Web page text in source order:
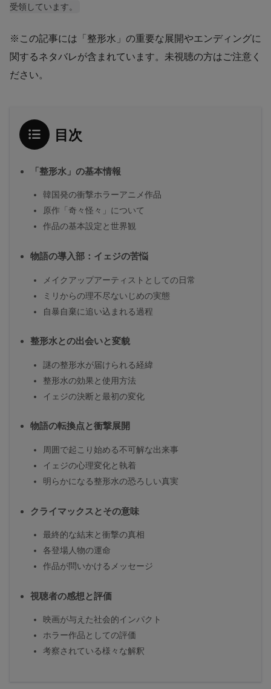
受領しています。
※この記事には「整形水」の重要な展開やエンディングに
関するネタバレが含まれています。未視聴の方はご注意く
ださい。
目次
「整形水」の基本情報
韓国発の衝撃ホラーアニメ作品
原作「奇々怪々」について
作品の基本設定と世界観
物語の導入部：イェジの苦悩
メイクアップアーティストとしての日常
ミリからの理不尽ないじめの実態
自暴自棄に追い込まれる過程
整形水との出会いと変貌
謎の整形水が届けられる経緯
整形水の効果と使用方法
イェジの決断と最初の変化
物語の転換点と衝撃展開
周囲で起こり始める不可解な出来事
イェジの心理変化と執着
明らかになる整形水の恐ろしい真実
クライマックスとその意味
最終的な結末と衝撃の真相
各登場人物の運命
作品が問いかけるメッセージ
視聴者の感想と評価
映画が与えた社会的インパクト
ホラー作品としての評価
考察されている様々な解釈